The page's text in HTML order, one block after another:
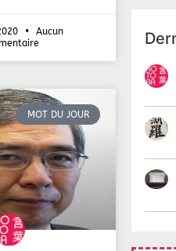
Aucun
MOT DU JOUR